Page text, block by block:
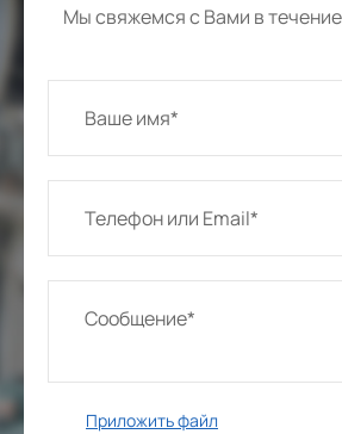
Мы свяжемся с Вами в
Приложить файл